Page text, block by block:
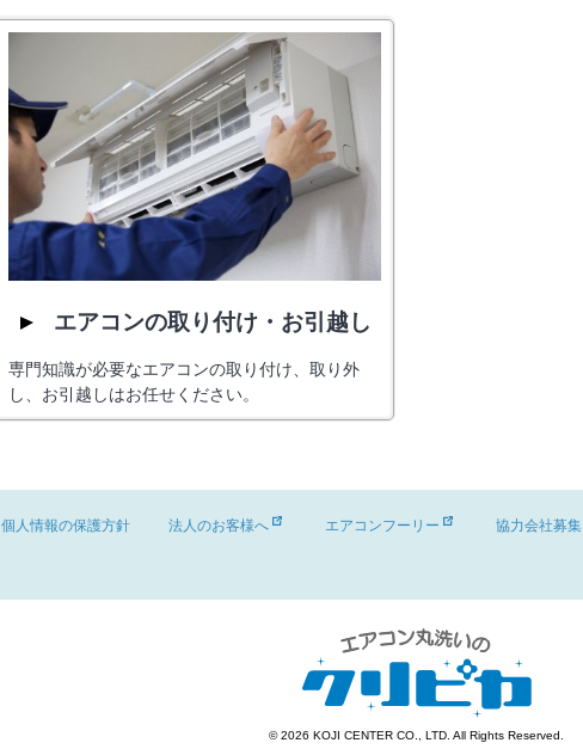
エアコンの取り付け・お引越し
専門知識が必要なエアコンの取り付け、取り外
し、お引越しはお任せください。
個人情報の保護方針 法人のお客様へ エアコンフーリー 協力会社募集
© 2026 KOJI CENTER CO., LTD. All Rights Reserved.